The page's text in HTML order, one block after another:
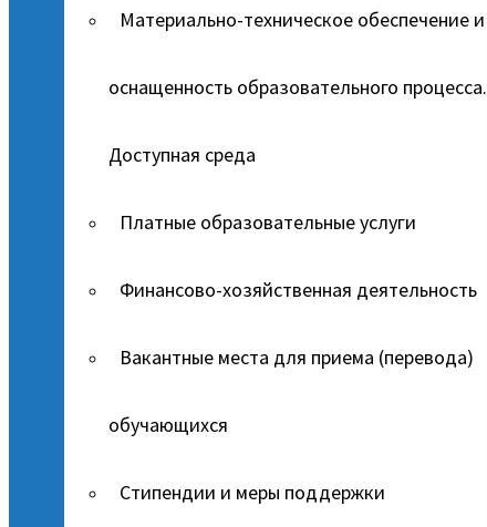
Материально-техническое обеспечение и
оснащенность образовательного процесса.
Доступная среда
Платные образовательные услуги
Финансово-хозяйственная деятельность
Вакантные места для приема (перевода)
обучающихся
Стипендии и меры поддержки